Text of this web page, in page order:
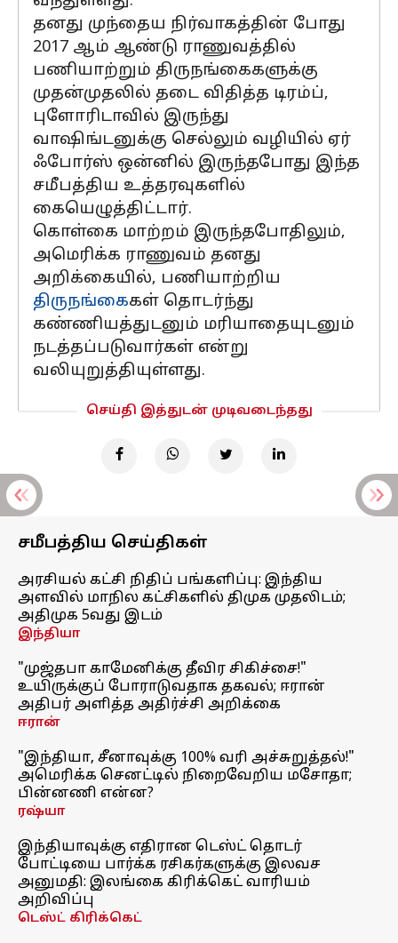
தனது முந்தைய நிர்வாகத்தின் போது
2017 ஆம் ஆண்டு ராணுவத்தில்
பணியாற்றும் திருநங்கைகளுக்கு
முதன்முதலில் தடை விதித்த டிரம்ப்,
புளோரிடாவில் இருந்து
வாஷிங்டனுக்கு செல்லும் வழியில் ஏர்
ஃபோர்ஸ் ஒன்னில் இருந்தபோது இந்த
சமீபத்திய உத்தரவுகளில்
கையெழுத்திட்டார்.
கொள்கை மாற்றம் இருந்தபோதிலும்,
அமெரிக்க ராணுவம் தனது
அறிக்கையில், பணியாற்றிய
திருநங்கைகள் தொடர்ந்து
கண்ணியத்துடனும் மரியாதையுடனும்
நடத்தப்படுவார்கள் என்று
வலியுறுத்தியுள்ளது.
செய்தி இத்துடன் முடிவடைந்தது
சமீபத்திய செய்திகள்
அரசியல் கட்சி நிதிப் பங்களிப்பு: இந்திய
அளவில் மாநில கட்சிகளில் திமுக முதலிடம்;
அதிமுக 5வது இடம்
இந்தியா
"முஜ்தபா காமேனிக்கு தீவிர சிகிச்சை!"
உயிருக்குப் போராடுவதாக தகவல்; ஈரான்
அதிபர் அளித்த அதிர்ச்சி அறிக்கை
ஈரான்
"இந்தியா, சீனாவுக்கு 100% வரி அச்சுறுத்தல்!"
அமெரிக்க செனட்டில் நிறைவேறிய மசோதா;
பின்னணி என்ன?
ரஷ்யா
இந்தியாவுக்கு எதிரான டெஸ்ட் தொடர்
போட்டியை பார்க்க ரசிகர்களுக்கு இலவச
அனுமதி: இலங்கை கிரிக்கெட் வாரியம்
அறிவிப்பு
டெஸ்ட் கிரிக்கெட்